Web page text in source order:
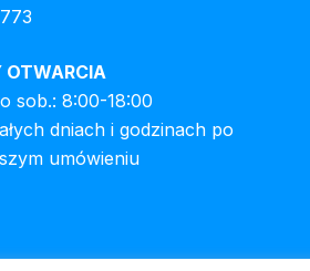
OTWARCIA
sob.: 8:00-18:00
dniach i godzinach po
umówieniu